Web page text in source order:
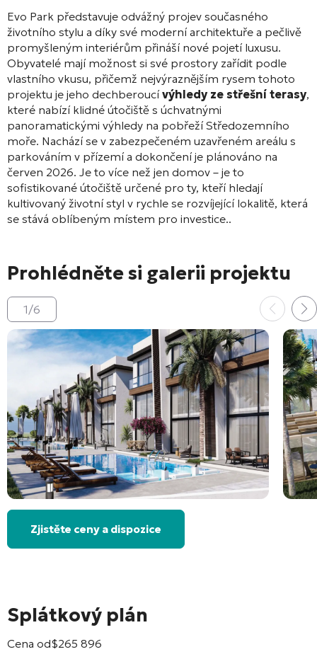
Evo Park představuje odvážný projev současného
životního stylu a díky své moderní architektuře a pečlivě
promyšleným interiérům přináší nové pojetí luxusu.
Obyvatelé mají možnost si své prostory zařídit podle
vlastního vkusu, přičemž nejvýraznějším rysem tohoto
projektu je jeho dechberoucí výhledy ze střešní terasy,
které nabízí klidné útočiště s úchvatnými
panoramatickými výhledy na pobřeží Středozemního
moře. Nachází se v zabezpečeném uzavřeném areálu s
parkováním v přízemí a dokončení je plánováno na
červen 2026. Je to více než jen domov – je to
sofistikované útočiště určené pro ty, kteří hledají
kultivovaný životní styl v rychle se rozvíjející lokalitě, která
se stává oblíbeným místem pro investice..
Prohlédněte si galerii projektu
1/6
Zjistěte ceny a dispozice
Splátkový plán
Cena od$265 896